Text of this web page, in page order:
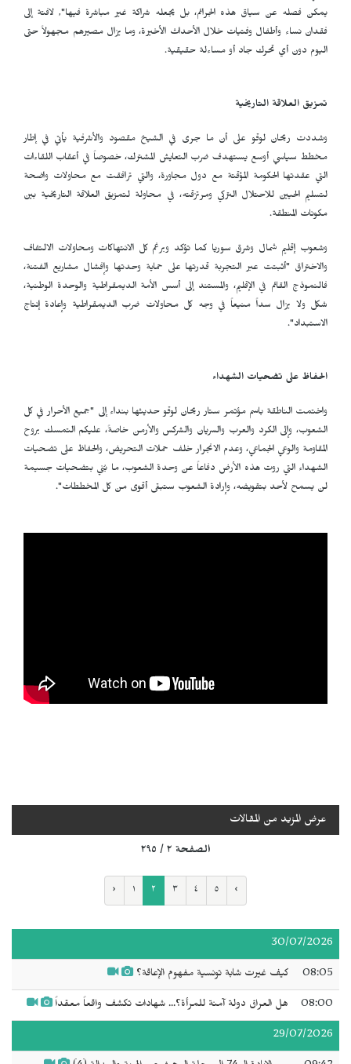
يمكن فصله عن سياق هذه الجرائم، بل يجعله شراكة غير مباشرة فيها", لافتة إلى
فقدان نساء وأطفال وفتيات خلال الأحداث الأخيرة، وما يزال مصيرهم مجهولاً حتى
اليوم دون أي تحرك جاد أو مساءلة حقيقية.
تمزيق العلاقة التاريخية
وشددت ريحان لوقو على أن ما جرى في الشيخ مقصود والأشرفية يأتي في إطار
مخطط سياسي أوسع يستهدف ضرب التعايش المشترك، خصوصاً في أعقاب اللقاءات
التي عقدتها الحكومة المؤقتة مع دول مجاورة، والتي ترافقت مع محاولات واضحة
لتسليم الحيين للاحتلال التركي ومرتزقته، في محاولة لتمزيق العلاقة التاريخية بين
مكونات المنطقة.
وشعوب إقليم شمال وشرق سوريا كما تؤكد وبرغم كل الانتهاكات ومحاولات الالتفاف
والاختراق "أثبتت عبر التجربة قدرتها على حماية وحدتها وإفشال مشاريع الفتنة،
فالنموذج القائم في الإقليم، والمستند إلى أسس الأمة الديمقراطية والوحدة الوطنية،
شكل ولا يزال سداً منيعاً في وجه كل محاولات ضرب الديمقراطية وإعادة إنتاج
الاستبداد".
الحفاظ على تضحيات الشهداء
واختمت الناطقة باسم مؤتمر ستار ريحان لوقو حديثها بنداء إلى "جميع الأحرار في كل
الشعوب، وإلى الكرد والعرب والسريان والشركس والأرمن خاصةً، عليكم التمسك بروح
المقاومة والوعي الجماعي، وعدم الانجرار خلف حملات التحريض، والحفاظ على تضحيات
الشهداء التي روت هذه الأرض دفاعاً عن وحدة الشعوب، ما بُني بتضحيات جسيمة
لن يسمح لأحد بتقويضه، وإرادة الشعوب ستبقى أقوى من كل المخططات".
عرض المزيد من المقالات
الصفحة ٢ / ٢٩٥
‹ ١ ٢ ٣ ٤ ٥ ›
30/07/2026
08:05 كيف غيرت شابة تونسية مفهوم الإعاقة؟
08:00 هل العراق دولة آمنة للمرأة؟... شهادات تكشف واقعاً معقداً
29/07/2026